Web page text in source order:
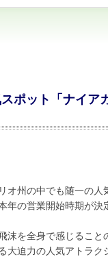
ポット「ナイア
オ州の中でも随一の
年の営業開始時期が決
沫を全身で感じるこ
大迫力の人気アトラク